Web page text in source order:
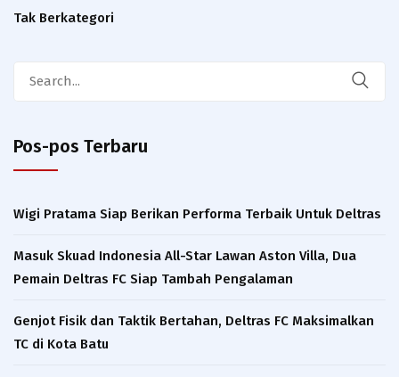
Tak Berkategori
Pos-pos Terbaru
Wigi Pratama Siap Berikan Performa Terbaik Untuk Deltras
Masuk Skuad Indonesia All-Star Lawan Aston Villa, Dua
Pemain Deltras FC Siap Tambah Pengalaman​
Genjot Fisik dan Taktik Bertahan, Deltras FC Maksimalkan
TC di Kota Batu